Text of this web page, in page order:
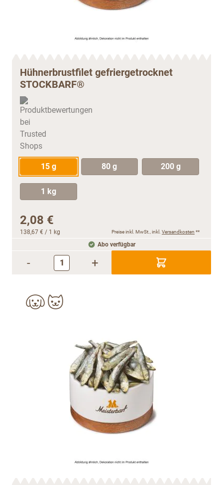
Hühnerbrustfilet gefriergetrocknet
STOCKBARF®
15 g 80 g 200 g
1 kg
2,08 €
138,67 € / 1 kg Preise inkl. MwSt., inkl. Versandkosten **
Abo verfügbar
- +